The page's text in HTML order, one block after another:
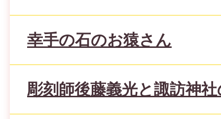
幸手の石のお猿さん
彫刻師後藤義光と諏訪神